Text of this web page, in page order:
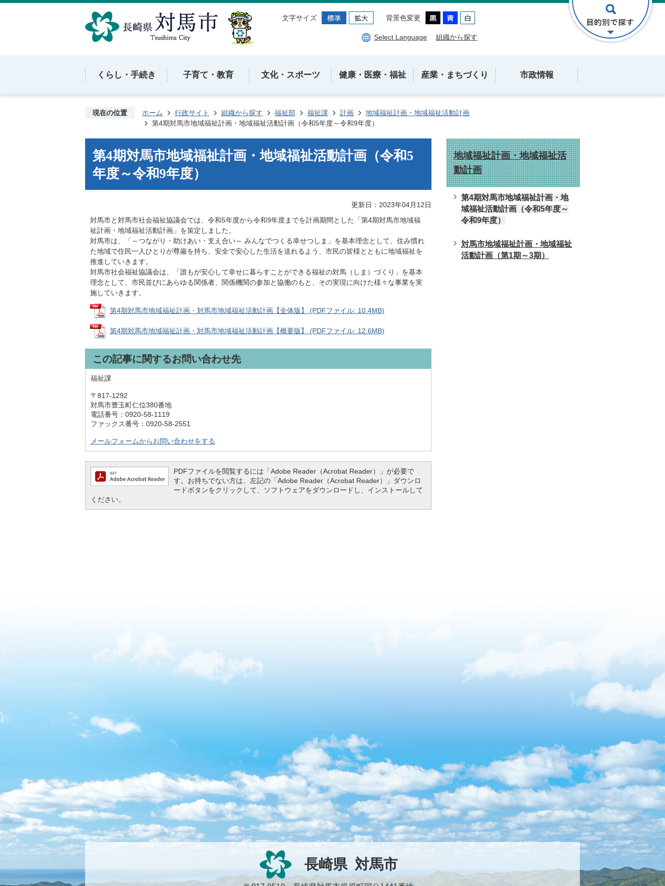
文字サイズ 背景色変更
Select Language 組織から探す
くらし・手続き 子育て・教育 文化・スポーツ 健康・医療・福祉 産業・まちづくり 市政情報
現在の位置 ホーム 行政サイト 組織から探す 福祉部 福祉課 計画
地域福祉計画・地域福祉活動計画
第4期対馬市地域福祉計画・地域福祉活動計画（令和5年度～令和9年度）
第4期対馬市地域福祉計画・地域福祉活動計画（令和5
年度～令和9年度）
更新日：2023年04月12日
対馬市と対馬市社会福祉協議会では、令和5年度から令和9年度までを計画期間とした「第4期対馬市地域福
祉計画・地域福祉活動計画」を策定しました。
対馬市は、「～つながり・助けあい・支え合い～ みんなでつくる幸せつしま」を基本理念として、住み慣れ
た地域で住民一人ひとりが尊厳を持ち、安全で安心した生活を送れるよう、市民の皆様とともに地域福祉を
推進していきます。
対馬市社会福祉協議会は、「誰もが安心して幸せに暮らすことができる福祉の対馬（しま）づくり」を基本
理念として、市民並びにあらゆる関係者、関係機関の参加と協働のもと、その実現に向けた様々な事業を実
施していきます。
第4期対馬市地域福祉計画・対馬市地域福祉活動計画【全体版】 (PDFファイル: 10.4MB)
第4期対馬市地域福祉計画・対馬市地域福祉活動計画【概要版】 (PDFファイル: 12.6MB)
この記事に関するお問い合わせ先
福祉課
〒817-1292
対馬市豊玉町仁位380番地
電話番号：0920-58-1119
ファックス番号：0920-58-2551
メールフォームからお問い合わせをする
PDFファイルを閲覧するには「Adobe Reader（Acrobat Reader）」が必要で
す。お持ちでない方は、左記の「Adobe Reader（Acrobat Reader）」ダウンロ
ードボタンをクリックして、ソフトウェアをダウンロードし、インストールして
ください。
地域福祉計画・地域福祉活
動計画
第4期対馬市地域福祉計画・地
域福祉活動計画（令和5年度～
令和9年度）
対馬市地域福祉計画・地域福祉
活動計画（第1期～3期）
長崎県 対馬市